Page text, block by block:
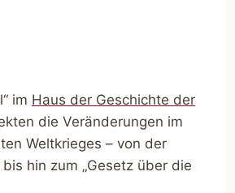
im Haus der Geschichte der
die Veränderungen im
Weltkrieges – von der
hin zum „Gesetz über die